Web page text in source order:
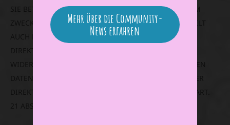
SIE BETREFFENDER PERSONENBEZOGENER DATEN ZUM
ZWECKE DERARTIGER WERBUNG EINZULEGEN; DIES GILT
AUCH FÜR DAS PROFILING, SOWEIT ES MIT SOLCHER
Mehr über die Community-
News erfahren